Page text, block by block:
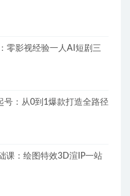
零影视经验一人AI短剧三
号：从0到1爆款打造全路径
课：绘图特效3D渲IP一站